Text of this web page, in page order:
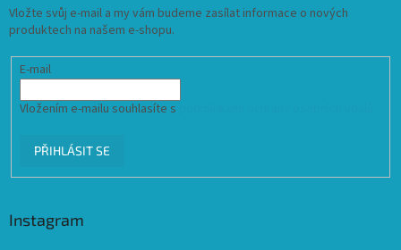
Vložte svůj e-mail a my vám budeme zasílat informace o nových
produktech na našem e-shopu.
E-mail
Vložením e-mailu souhlasíte s
PŘIHLÁSIT SE
Instagram